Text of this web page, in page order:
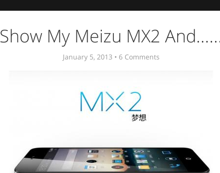
Show My Meizu MX2
January 5, 2013 • 6 Comments